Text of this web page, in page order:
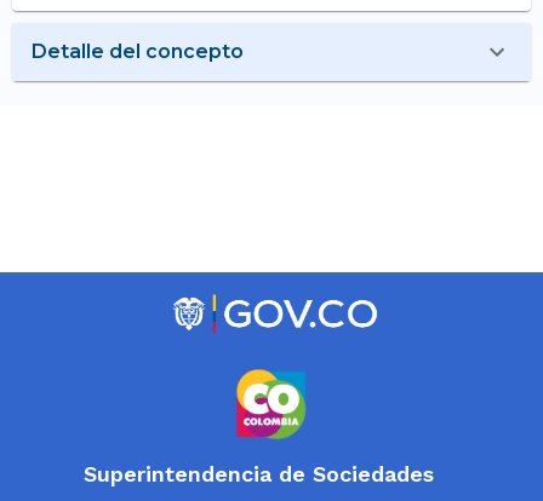
Detalle del concepto
Superintendencia de Sociedades